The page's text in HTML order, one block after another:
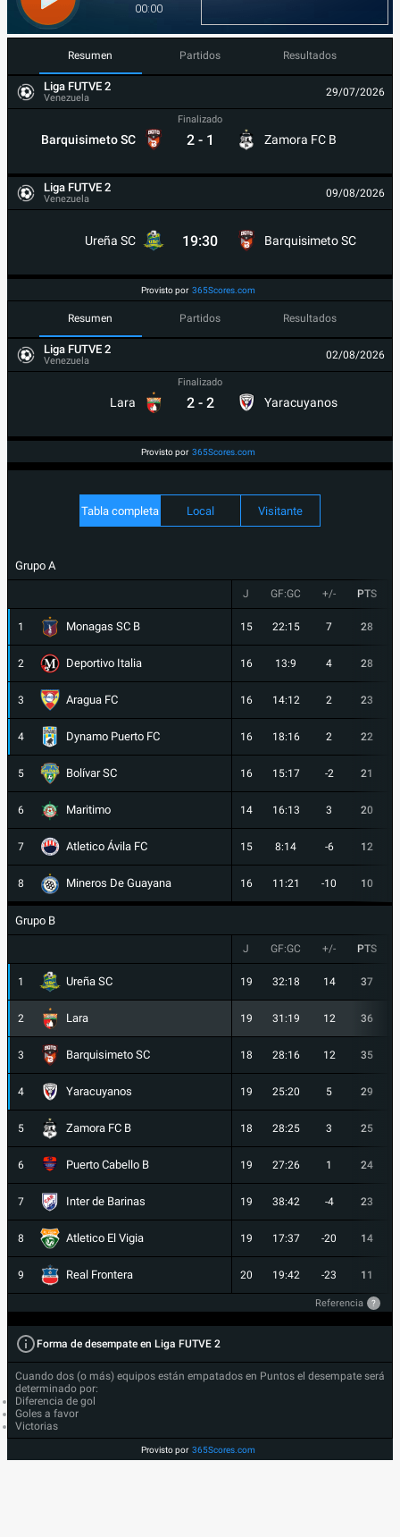
Resumen Partidos Resultados
Liga FUTVE 2
Venezuela 29/07/2026
Barquisimeto SC
Finalizado
2 - 1 Zamora FC B
Liga FUTVE 2
Venezuela 09/08/2026
Ureña SC 19:30 Barquisimeto SC
Provisto por 365Scores.com
Resumen Partidos Resultados
Liga FUTVE 2
Venezuela 02/08/2026
Lara
Finalizado
2 - 2 Yaracuyanos
Provisto por 365Scores.com
Tabla completa Local Visitante
Grupo A
J GF:GC +/- PTS
1 Monagas SC B 15 22:15 7 28
2 Deportivo Italia 16 13:9 4 28
3 Aragua FC 16 14:12 2 23
4 Dynamo Puerto FC 16 18:16 2 22
5 Bolívar SC 16 15:17 -2 21
6 Maritimo 14 16:13 3 20
7 Atletico Ávila FC 15 8:14 -6 12
8 Mineros De Guayana 16 11:21 -10 10
Grupo B
J GF:GC +/- PTS
1 Ureña SC 19 32:18 14 37
2 Lara 19 31:19 12 36
3 Barquisimeto SC 18 28:16 12 35
4 Yaracuyanos 19 25:20 5 29
5 Zamora FC B 18 28:25 3 25
6 Puerto Cabello B 19 27:26 1 24
7 Inter de Barinas 19 38:42 -4 23
8 Atletico El Vigia 19 17:37 -20 14
9 Real Frontera 20 19:42 -23 11
Referencia ?
Forma de desempate en Liga FUTVE 2
Cuando dos (o más) equipos están empatados en Puntos el desempate será
determinado por:
Diferencia de gol
Goles a favor
Victorias
Provisto por 365Scores.com